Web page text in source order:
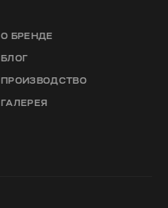
О БРЕНДЕ
БЛОГ
ПРОИЗВОДСТВО
ГАЛЕРЕЯ